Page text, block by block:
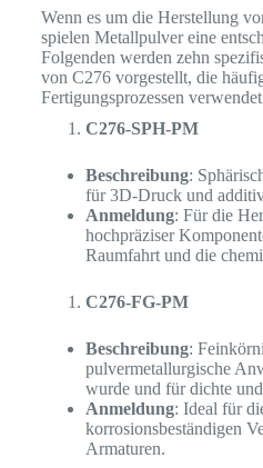
Wenn es um die Herstellung
spielen Metallpulver eine
Folgenden werden zehn
von C276 vorgestellt, die
Fertigungsprozessen
C276-SPH-PM
Beschreibung:
für 3D-Druck und
Anmeldung: Für die
hochpräziser
Raumfahrt und die
C276-FG-PM
Beschreibung:
pulvermetallurgische
wurde und für dichte
Anmeldung: Ideal für
korrosionsbeständigen
Armaturen.